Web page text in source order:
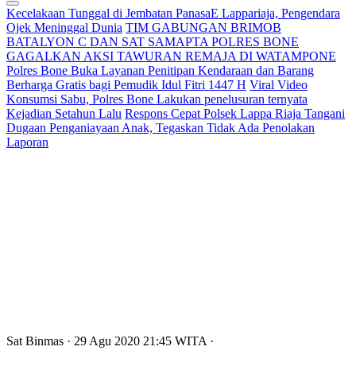
Kecelakaan Tunggal di Jembatan PanasaE Lappariaja, Pengendara
Ojek Meninggal Dunia TIM GABUNGAN BRIMOB
BATALYON C DAN SAT SAMAPTA POLRES BONE
GAGALKAN AKSI TAWURAN REMAJA DI WATAMPONE
Polres Bone Buka Layanan Penitipan Kendaraan dan Barang
Berharga Gratis bagi Pemudik Idul Fitri 1447 H Viral Video
Konsumsi Sabu, Polres Bone Lakukan penelusuran ternyata
Kejadian Setahun Lalu Respons Cepat Polsek Lappa Riaja Tangani
Dugaan Penganiayaan Anak, Tegaskan Tidak Ada Penolakan
Laporan
Sat Binmas · 29 Agu 2020 21:45 WITA ·